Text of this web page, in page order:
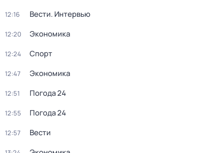
12:16 Вести. Интервью
12:20 Экономика
12:24 Спорт
12:47 Экономика
12:51 Погода 24
12:55 Погода 24
12:57 Вести